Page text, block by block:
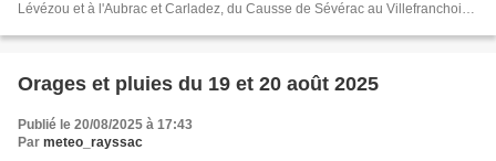
Lévézou et à l'Aubrac et Carladez, du Causse de Sévérac au Villefranchois
Camarès). Vous y trouverez notamment des prévisions, des analyses et des
Orages et pluies du 19 et 20 août 2025
Publié le 20/08/2025 à 17:43
Par meteo_rayssac